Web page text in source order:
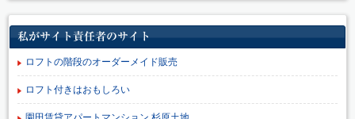
私がサイト責任者のサイト
ロフトの階段のオーダーメイド販売
ロフト付きはおもしろい